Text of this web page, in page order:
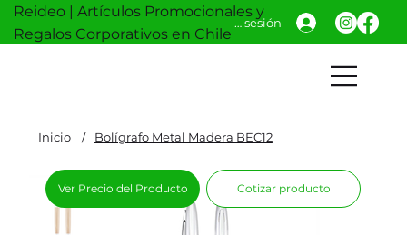
Reideo | Artículos Promocionales y
Regalos Corporativos en Chile
Iniciar sesión
Inicio / Bolígrafo Metal Madera BEC12
Ver Precio del Producto Cotizar producto